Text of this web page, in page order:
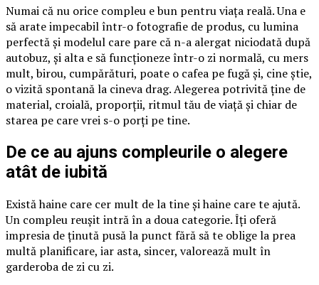
Numai că nu orice compleu e bun pentru viața reală. Una e
să arate impecabil într-o fotografie de produs, cu lumina
perfectă și modelul care pare că n-a alergat niciodată după
autobuz, și alta e să funcționeze într-o zi normală, cu mers
mult, birou, cumpărături, poate o cafea pe fugă și, cine știe,
o vizită spontană la cineva drag. Alegerea potrivită ține de
material, croială, proporții, ritmul tău de viață și chiar de
starea pe care vrei s-o porți pe tine.
De ce au ajuns compleurile o alegere
atât de iubită
Există haine care cer mult de la tine și haine care te ajută.
Un compleu reușit intră în a doua categorie. Îți oferă
impresia de ținută pusă la punct fără să te oblige la prea
multă planificare, iar asta, sincer, valorează mult în
garderoba de zi cu zi.